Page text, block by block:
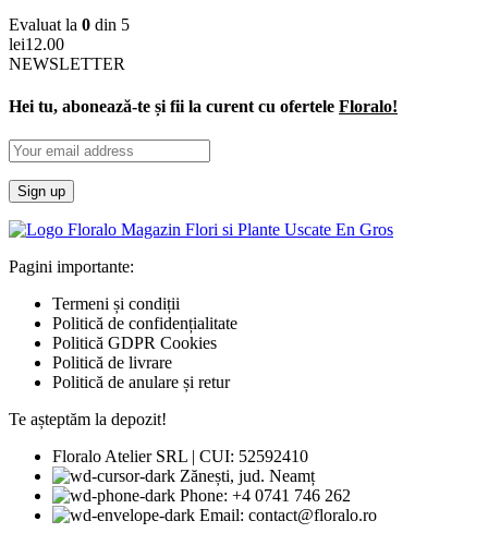
Evaluat la 0 din 5
lei12.00
NEWSLETTER
Hei tu, abonează-te și fii la curent cu ofertele Floralo!
Pagini importante:
Termeni și condiții
Politică de confidențialitate
Politică GDPR Cookies
Politică de livrare
Politică de anulare și retur
Te așteptăm la depozit!
Floralo Atelier SRL | CUI: 52592410
Zănești, jud. Neamț
Phone: +4 0741 746 262
Email: contact@floralo.ro